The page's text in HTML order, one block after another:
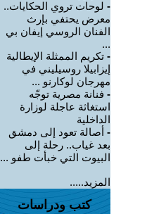
- لوحات تروي الحكايات..
معرض يحتفي بإرث
الفنان الروسي إيفان بي
...
- تكريم الممثلة الإيطالية
إيزابيلا روسيليني في
مهرجان لوكارنو ...
- فنانة مصرية توجّه
استغاثة عاجلة لوزارة
الداخلية
- أصالة تعود إلى دمشق
بعد غياب.. رحلة إلى
البيوت التي خبأت طفو ...
المزيد.....
كتب ودراسات